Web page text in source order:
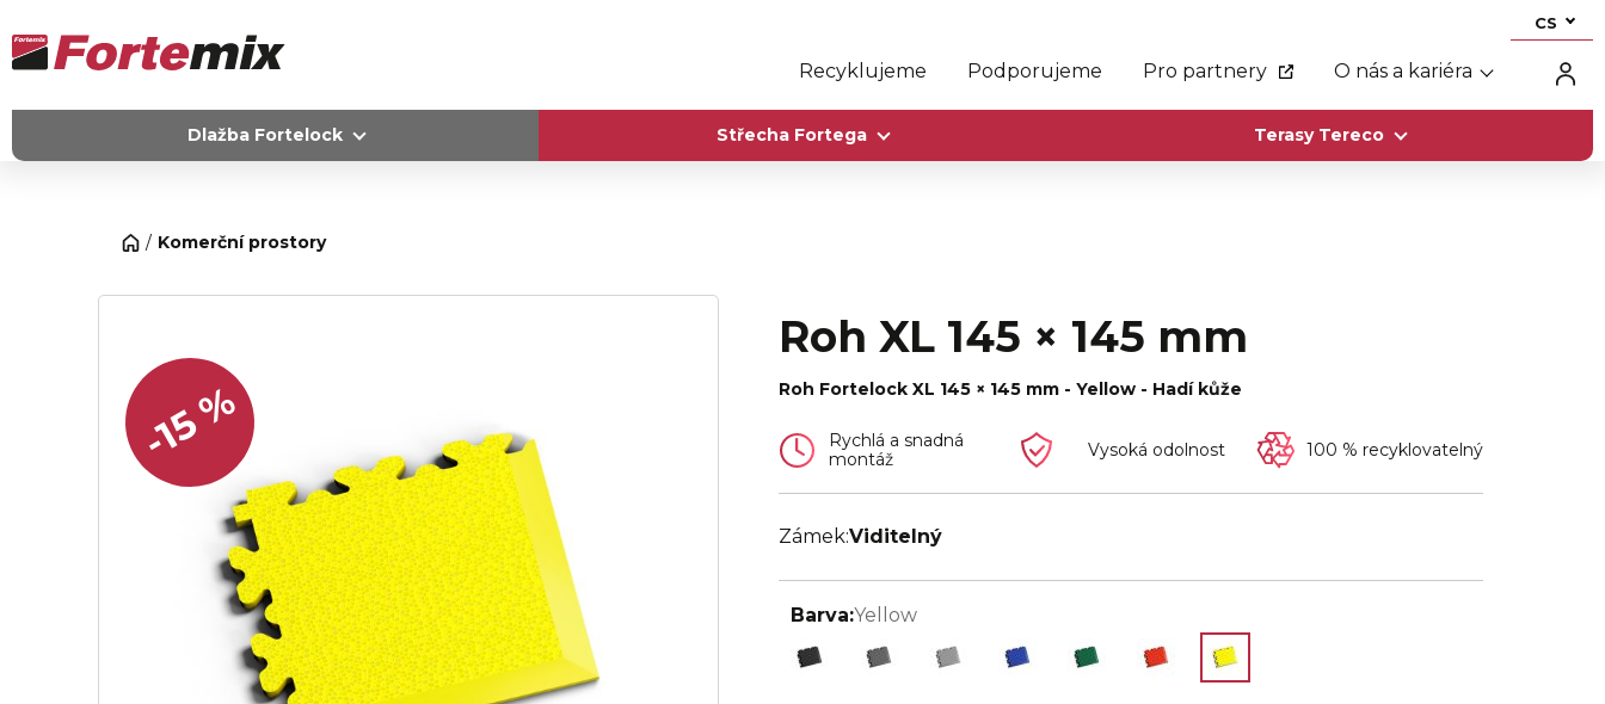
CS
Recyklujeme Podporujeme Pro partnery O nás a kariéra
Dlažba Fortelock Střecha Fortega Terasy Tereco
Komerční prostory
Roh XL 145 × 145 mm
Roh Fortelock XL 145 × 145 mm - Yellow - Hadí kůže
Rychlá a snadná
montáž
Vysoká odolnost 100 % recyklovatelný
-15 %
Zámek:Viditelný
Barva:Yellow